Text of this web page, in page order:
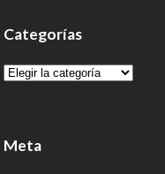
Categorías
Categorías
Meta